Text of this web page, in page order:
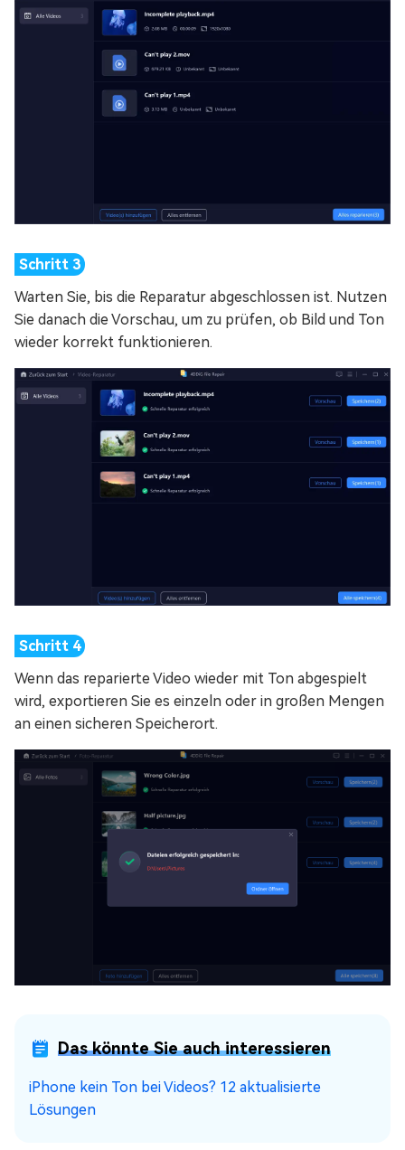
Warten Sie, bis die Reparatur abgeschlossen ist. Nutzen
Sie danach die Vorschau, um zu prüfen, ob Bild und Ton
wieder korrekt funktionieren.
Wenn das reparierte Video wieder mit Ton abgespielt
wird, exportieren Sie es einzeln oder in großen Mengen
an einen sicheren Speicherort.
Das könnte Sie auch interessieren
iPhone kein Ton bei Videos? 12 aktualisierte
Lösungen